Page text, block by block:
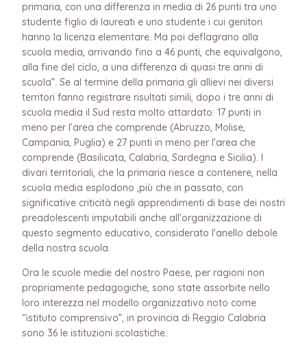
primaria, con una differenza in media di 26 punti tra uno
studente figlio di laureati e uno studente i cui genitori
hanno la licenza elementare. Ma poi deflagrano alla
scuola media, arrivando fino a 46 punti, che equivalgono,
alla fine del ciclo, a una differenza di quasi tre anni di
scuola”. Se al termine della primaria gli allievi nei diversi
territori fanno registrare risultati simili, dopo i tre anni di
scuola media il Sud resta molto attardato: 17 punti in
meno per l’area che comprende (Abruzzo, Molise,
Campania, Puglia) e 27 punti in meno per l’area che
comprende (Basilicata, Calabria, Sardegna e Sicilia). I
divari territoriali, che la primaria riesce a contenere, nella
scuola media esplodono ,più che in passato, con
significative criticità negli apprendimenti di base dei nostri
preadolescenti imputabili anche all’organizzazione di
questo segmento educativo, considerato l’anello debole
della nostra scuola.
Ora le scuole medie del nostro Paese, per ragioni non
propriamente pedagogiche, sono state assorbite nello
loro interezza nel modello organizzativo noto come
“istituto comprensivo”, in provincia di Reggio Calabria
sono 36 le istituzioni scolastiche.